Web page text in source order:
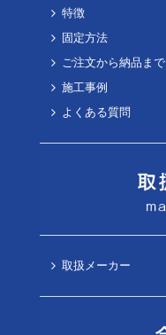
特徴
固定方法
ご注文から納品まで
施工事例
よくある質問
取扱メーカー